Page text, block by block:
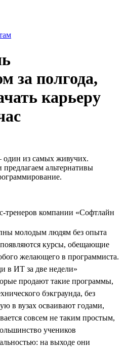
за полгода,
карьеру
из самых живучих.
предлагаем альтернативы
тренеров компании «Софтлайн
молодым людям без опыта
курсы, обещающие
желающего в программиста.
в ИТ за две недели»
продают такие программы,
бэкграунда, без
в вузах осваивают годами,
совсем не таким простым,
учеников
на выходе они